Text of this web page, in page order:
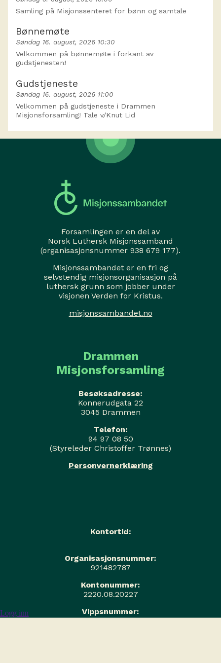
Samling på Misjonssenteret for bønn og samtale
Bønnemøte
Søndag 16. august, 2026 10:30
Velkommen på bønnemøte i forkant av
gudstjenesten!
Gudstjeneste
Søndag 16. august, 2026 11:00
Velkommen på gudstjeneste i Drammen
Misjonsforsamling! Tale v/Knut Lid
Forsamlingen er en del av
Norsk Luthersk Misjonssamband
(organisasjonsnummer 938 679 177).
Misjonssambandet er en fri og
selvstendig misjonsorganisasjon på
luthersk grunn som jobber under
visjonen Verden for Kristus.
misjonssambandet.no
Drammen
Misjonsforsamling
Besøksadresse:
Konnerudgata 22
3045 Drammen
Telefon:
94 97 08 50
(Styreleder Christoffer Trønnes)
Personvernerklæring
Kontortid:
Organisasjonsnummer:
921482787
Kontonummer:
2220.08.20227
Vippsnummer:
552199
Logg inn